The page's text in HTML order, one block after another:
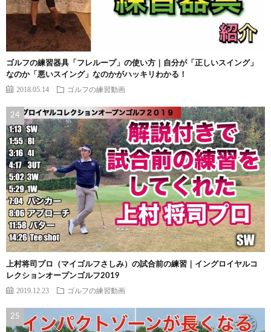
ゴルフの練習器具「フレループ」の使い方｜自分が「正しいスイング」
なのか「悪いスイング」なのかがハッキリわかる！
2018.05.14 ゴルフの練習動画
上村将司プロ（マイゴルフさしみ）の試合前の練習｜イングロイヤルコ
レクションオープンゴルフ2019
2019.12.23 ゴルフの練習動画